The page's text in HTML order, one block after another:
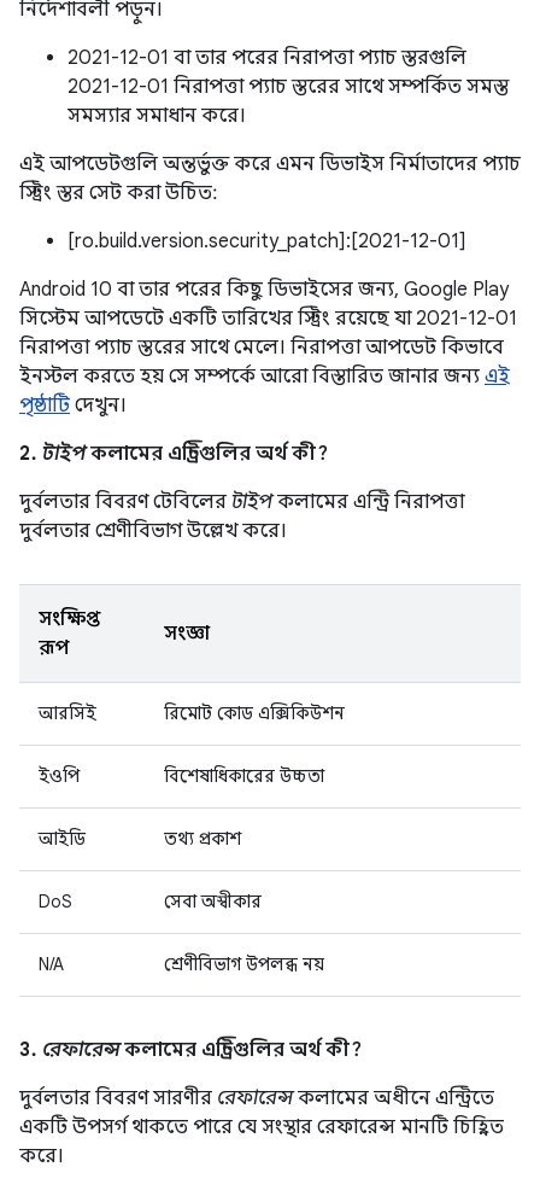
নির্দেশাবলী পড়ুন।
2021-12-01 বা তার পরের নিরাপত্তা প্যাচ স্তরগুলি
2021-12-01 নিরাপত্তা প্যাচ স্তরের সাথে সম্পর্কিত সমস্ত
সমস্যার সমাধান করে।
এই আপডেটগুলি অন্তর্ভুক্ত করে এমন ডিভাইস নির্মাতাদের প্যাচ
স্ট্রিং স্তর সেট করা উচিত:
[ro.build.version.security_patch]:[2021-12-01]
Android 10 বা তার পরের কিছু ডিভাইসের জন্য, Google Play
সিস্টেম আপডেটে একটি তারিখের স্ট্রিং রয়েছে যা 2021-12-01
নিরাপত্তা প্যাচ স্তরের সাথে মেলে। নিরাপত্তা আপডেট কিভাবে
ইনস্টল করতে হয় সে সম্পর্কে আরো বিস্তারিত জানার জন্য এই
পৃষ্ঠাটি দেখুন।
2. টাইপকলামের এন্ট্রিগুলির অর্থ কী?
দুর্বলতার বিবরণ টেবিলের টাইপকলামের এন্ট্রি নিরাপত্তা
দুর্বলতার শ্রেণীবিভাগ উল্লেখ করে।
সংক্ষিপ্ত
রূপ
সংজ্ঞা
আরসিই রিমোট কোড এক্সিকিউশন
ইওপি বিশেষাধিকারের উচ্চতা
আইডি তথ্য প্রকাশ
DoS সেবা অস্বীকার
N/A শ্রেণীবিভাগ উপলব্ধ নয়
3. রেফারেন্সকলামের এন্ট্রিগুলির অর্থ কী?
দুর্বলতার বিবরণ সারণীর রেফারেন্সকলামের অধীনে এন্ট্রিতে
একটি উপসর্গ থাকতে পারে যে সংস্থার রেফারেন্স মানটি চিহ্নিত
করে।